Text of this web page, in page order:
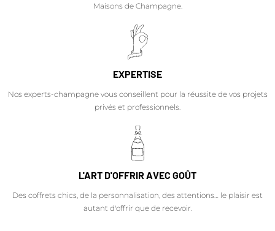
Maisons de Champagne.
EXPERTISE
Nos experts-champagne vous conseillent pour la réussite de vos projets
privés et professionnels.
L'ART D'OFFRIR AVEC GOÛT
Des coffrets chics, de la personnalisation, des attentions… le plaisir est
autant d'offrir que de recevoir.